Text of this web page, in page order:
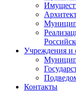
Учреждения и
Контакты